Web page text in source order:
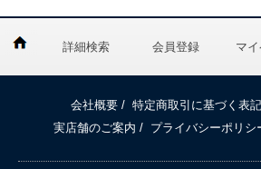
詳細検索 会員登録 マ
会社概要 / 特定商取引に基づく表記
実店舗のご案内 / プライバシーポリシ